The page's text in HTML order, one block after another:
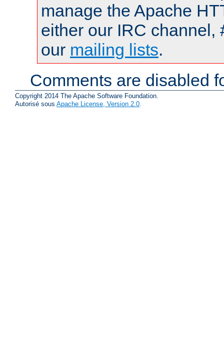
manage the Apache
either our IRC channel,
our mailing lists.
Comments are disabled
Copyright 2014 The Apache Software Foundation.
Autorisé sous Apache License, Version 2.0.